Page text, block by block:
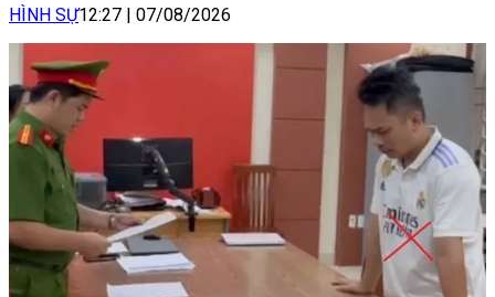
HÌNH SỰ12:27 | 07/08/2026